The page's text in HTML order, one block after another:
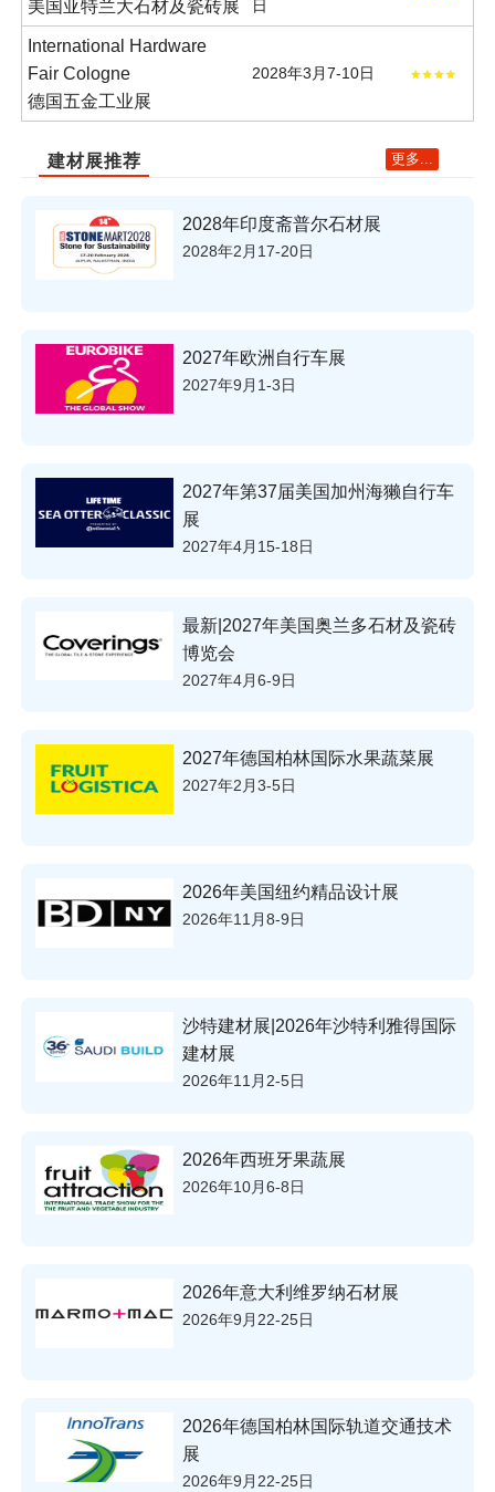
美国亚特兰大石材及瓷砖展
日
International Hardware
Fair Cologne
德国五金工业展
2028年3月7-10日
建材展推荐 更多...
2028年印度斋普尔石材展
2028年2月17-20日
2027年欧洲自行车展
2027年9月1-3日
2027年第37届美国加州海獭自行车
展
2027年4月15-18日
最新|2027年美国奥兰多石材及瓷砖
博览会
2027年4月6-9日
2027年德国柏林国际水果蔬菜展
2027年2月3-5日
2026年美国纽约精品设计展
2026年11月8-9日
沙特建材展|2026年沙特利雅得国际
建材展
2026年11月2-5日
2026年西班牙果蔬展
2026年10月6-8日
2026年意大利维罗纳石材展
2026年9月22-25日
2026年德国柏林国际轨道交通技术
展
2026年9月22-25日